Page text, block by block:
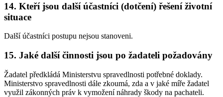
14. Kteří jsou další účastníci (dotčení) řešení životní
situace
Další účastníci postupu nejsou stanoveni.
15. Jaké další činnosti jsou po žadateli požadovány
Žadatel předkládá Ministerstvu spravedlnosti potřebné doklady.
Ministerstvo spravedlnosti dále zkoumá, zda a v jaké míře žadatel
využil zákonných práv k vymožení náhrady škody na pachateli.